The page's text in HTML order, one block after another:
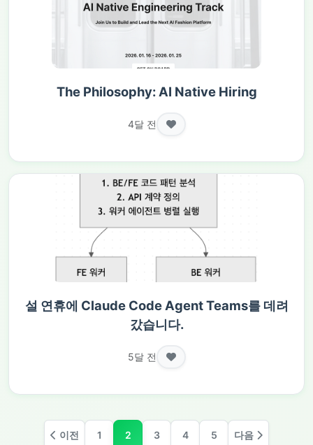
The Philosophy: AI Native Hiring
4달 전
설 연휴에 Claude Code Agent Teams를 데려
갔습니다.
5달 전
이전 1 2 3 4 5 다음